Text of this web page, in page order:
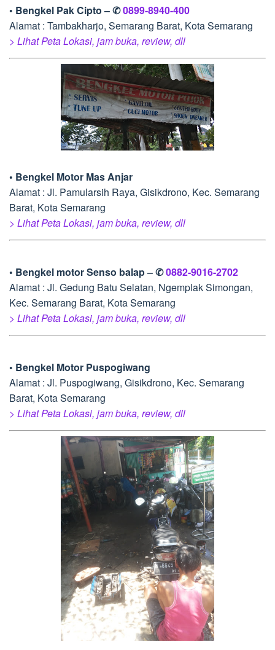
• Bengkel Pak Cipto – ✆0899-8940-400
Alamat : Tambakharjo, Semarang Barat, Kota Semarang
> Lihat Peta Lokasi, jam buka, review, dll
• Bengkel Motor Mas Anjar
Alamat : Jl. Pamularsih Raya, Gisikdrono, Kec. Semarang
Barat, Kota Semarang
> Lihat Peta Lokasi, jam buka, review, dll
• Bengkel motor Senso balap – ✆0882-9016-2702
Alamat : Jl. Gedung Batu Selatan, Ngemplak Simongan,
Kec. Semarang Barat, Kota Semarang
> Lihat Peta Lokasi, jam buka, review, dll
• Bengkel Motor Puspogiwang
Alamat : Jl. Puspogiwang, Gisikdrono, Kec. Semarang
Barat, Kota Semarang
> Lihat Peta Lokasi, jam buka, review, dll